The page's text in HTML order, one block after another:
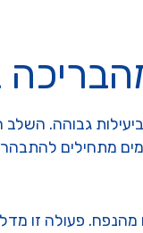
ביעילות גבוהה. השלב
מתחילים להתבהר
פעולה זו